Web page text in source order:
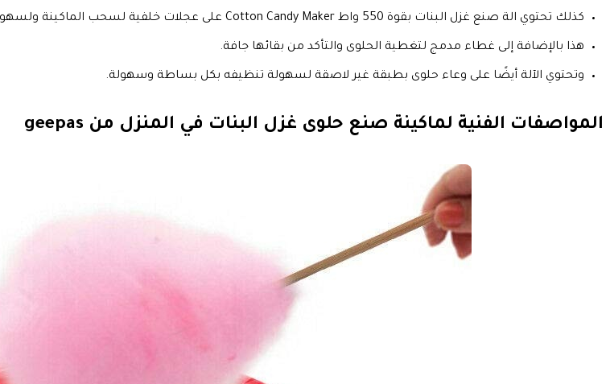
كذلك تحتوي الة صنع غزل البنات بقوة 550 واط Cotton Candy Maker على عجلات خلفية لسحب الماكينة ولسهولة النقل والحركة.
هذا بالإضافة إلى غطاء مدمج لتغطية الحلوى والتأكد من بقائها جافة.
وتحتوي الآلة أيضًا على وعاء حلوى بطبقة غير لاصقة لسهولة تنظيفه بكل بساطة وسهولة.
المواصفات الفنية لماكينة صنع حلوى غزل البنات في المنزل من geepas